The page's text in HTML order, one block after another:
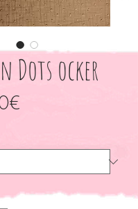
Dots ocker